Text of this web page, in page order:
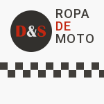
ROPA
DE
MOTO